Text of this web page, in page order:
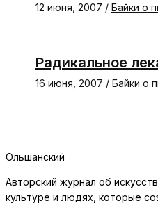
12 июня, 2007 / Байки о
Радикальное
16 июня, 2007 / Байки о
Ольшанский
Авторский журнал об
культуре и людях, которые